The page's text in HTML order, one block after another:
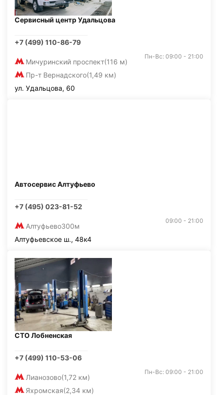
Сервисный центр Удальцова
+7 (499) 110-86-79
Мичуринский проспект(116 м)
Пр-т Вернадского(1,49 км)
Пн-Вс: 09:00 - 21:00
ул. Удальцова, 60
Автосервис Алтуфьево
+7 (495) 023-81-52
Алтуфьево300м
09:00 - 21:00
Алтуфьевское ш., 48к4
СТО Лобненская
+7 (499) 110-53-06
Лианозово(1,72 км)
Яхромская(2,34 км)
Пн-Вс: 09:00 - 21:00